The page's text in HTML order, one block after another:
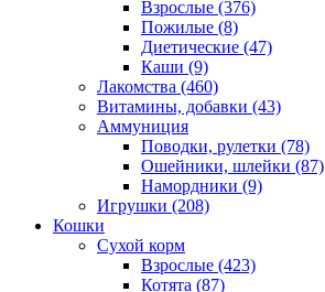
Взрослые (376)
Пожилые (8)
Диетические (47)
Каши (9)
Лакомства (460)
Витамины, добавки (43)
Аммуниция
Поводки, рулетки (78)
Ошейники, шлейки (87)
Намордники (9)
Игрушки (208)
Кошки
Сухой корм
Взрослые (423)
Котята (87)